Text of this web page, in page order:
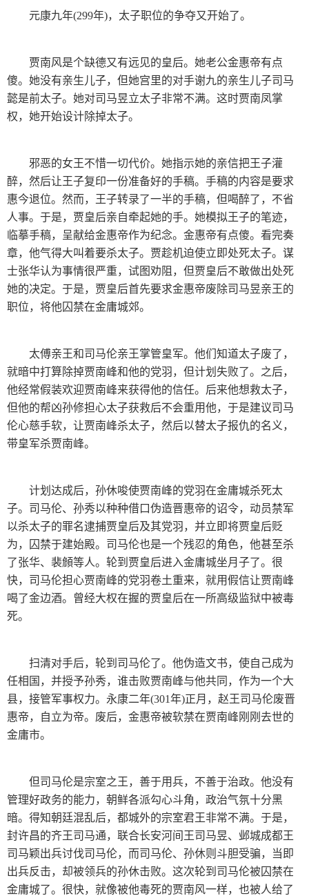
元康九年(299年)，太子职位的争夺又开始了。
贾南风是个缺德又有远见的皇后。她老公金惠帝有点
傻。她没有亲生儿子，但她宫里的对手谢九的亲生儿子司马
懿是前太子。她对司马昱立太子非常不满。这时贾南凤掌
权，她开始设计除掉太子。
邪恶的女王不惜一切代价。她指示她的亲信把王子灌
醉，然后让王子复印一份准备好的手稿。手稿的内容是要求
惠今退位。然而，王子转录了一半的手稿，但喝醉了，不省
人事。于是，贾皇后亲自牵起她的手。她模拟王子的笔迹，
临摹手稿，呈献给金惠帝作为纪念。金惠帝有点傻。看完奏
章，他气得大叫着要杀太子。贾趁机迫使立即处死太子。谋
士张华认为事情很严重，试图劝阻，但贾皇后不敢做出处死
她的决定。于是，贾皇后首先要求金惠帝废除司马昱亲王的
职位，将他囚禁在金庸城郊。
太傅亲王和司马伦亲王掌管皇军。他们知道太子废了，
就暗中打算除掉贾南峰和他的党羽，但计划失败了。之后，
他经常假装欢迎贾南峰来获得他的信任。后来他想救太子，
但他的帮凶孙修担心太子获救后不会重用他，于是建议司马
伦心慈手软，让贾南峰杀太子，然后以替太子报仇的名义，
带皇军杀贾南峰。
计划达成后，孙休唆使贾南峰的党羽在金庸城杀死太
子。司马伦、孙秀以种种借口伪造晋惠帝的诏令，动员禁军
以杀太子的罪名逮捕贾皇后及其党羽，并立即将贾皇后贬
为，囚禁于建始殿。司马伦也是一个残忍的角色，他甚至杀
了张华、裴頠等人。轮到贾皇后进入金庸城坐月子了。很
快，司马伦担心贾南峰的党羽卷土重来，就用假信让贾南峰
喝了金边酒。曾经大权在握的贾皇后在一所高级监狱中被毒
死。
扫清对手后，轮到司马伦了。他伪造文书，使自己成为
任相国，并授予孙秀，谁击败贾南峰与他共同，作为一个大
县，接管军事权力。永康二年(301年)正月，赵王司马伦废晋
惠帝，自立为帝。废后，金惠帝被软禁在贾南峰刚刚去世的
金庸市。
但司马伦是宗室之王，善于用兵，不善于治政。他没有
管理好政务的能力，朝鲜各派勾心斗角，政治气氛十分黑
暗。得知朝廷混乱后，都城外的宗室君王非常不满。于是，
封许昌的齐王司马通，联合长安河间王司马昱、邺城成都王
司马颖出兵讨伐司马伦，而司马伦、孙休则斗胆受骗，当即
出兵反击，却被领兵的孙休击败。这次轮到司马伦被囚禁在
金庸城了。很快，就像被他毒死的贾南风一样，也被人给了